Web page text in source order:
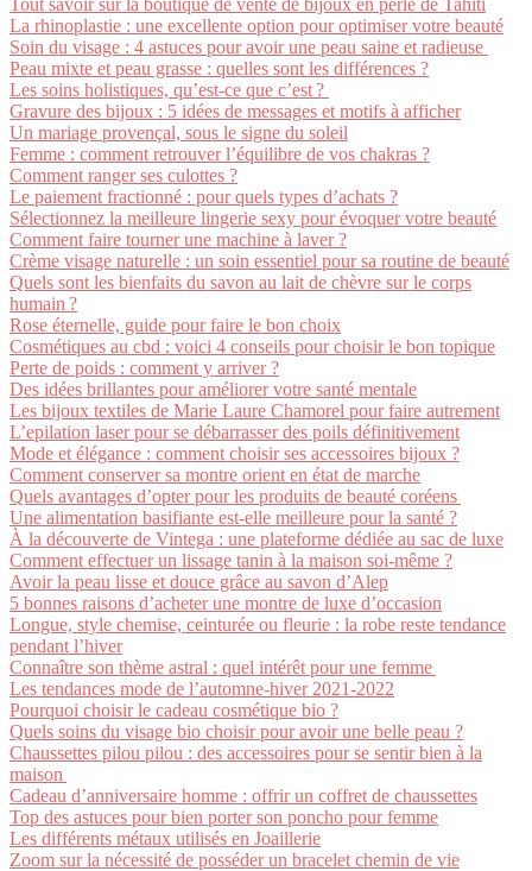
Tout savoir sur la boutique de vente de bijoux en perle de Tahiti
La rhinoplastie : une excellente option pour optimiser votre beauté
Soin du visage : 4 astuces pour avoir une peau saine et radieuse
Peau mixte et peau grasse : quelles sont les différences ?
Les soins holistiques, qu’est-ce que c’est ?
Gravure des bijoux : 5 idées de messages et motifs à afficher
Un mariage provençal, sous le signe du soleil
Femme : comment retrouver l’équilibre de vos chakras ?
Comment ranger ses culottes ?
Le paiement fractionné : pour quels types d’achats ?
Sélectionnez la meilleure lingerie sexy pour évoquer votre beauté
Comment faire tourner une machine à laver ?
Crème visage naturelle : un soin essentiel pour sa routine de beauté
Quels sont les bienfaits du savon au lait de chèvre sur le corps
humain ?
Rose éternelle, guide pour faire le bon choix
Cosmétiques au cbd : voici 4 conseils pour choisir le bon topique
Perte de poids : comment y arriver ?
Des idées brillantes pour améliorer votre santé mentale
Les bijoux textiles de Marie Laure Chamorel pour faire autrement
L’epilation laser pour se débarrasser des poils définitivement
Mode et élégance : comment choisir ses accessoires bijoux ?
Comment conserver sa montre orient en état de marche
Quels avantages d’opter pour les produits de beauté coréens
Une alimentation basifiante est-elle meilleure pour la santé ?
À la découverte de Vintega : une plateforme dédiée au sac de luxe
Comment effectuer un lissage tanin à la maison soi-même ?
Avoir la peau lisse et douce grâce au savon d’Alep
5 bonnes raisons d’acheter une montre de luxe d’occasion
Longue, style chemise, ceinturée ou fleurie : la robe reste tendance
pendant l’hiver
Connaître son thème astral : quel intérêt pour une femme
Les tendances mode de l’automne-hiver 2021-2022
Pourquoi choisir le cadeau cosmétique bio ?
Quels soins du visage bio choisir pour avoir une belle peau ?
Chaussettes pilou pilou : des accessoires pour se sentir bien à la
maison
Cadeau d’anniversaire homme : offrir un coffret de chaussettes
Top des astuces pour bien porter son poncho pour femme
Les différents métaux utilisés en Joaillerie
Zoom sur la nécessité de posséder un bracelet chemin de vie